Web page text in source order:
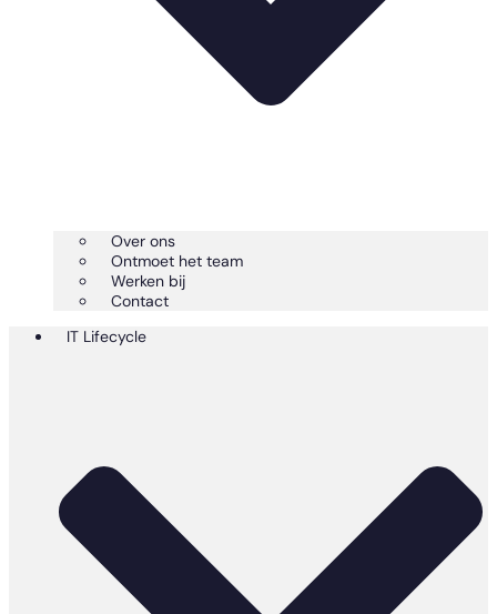
Over ons
Ontmoet het team
Werken bij
Contact
IT Lifecycle